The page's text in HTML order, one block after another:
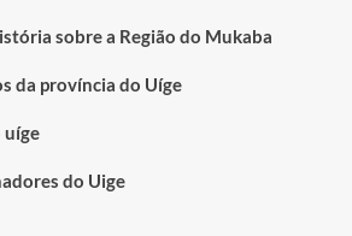
sobre a Região do Mukaba
da província do Uíge
uíge
do Uige